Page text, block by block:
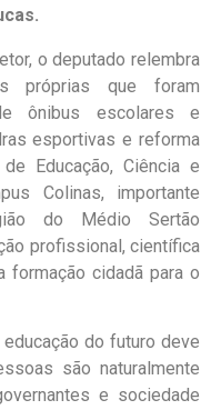
o deputado relembra
próprias que foram
ônibus escolares e
esportivas e reforma
Educação, Ciência e
Colinas, importante
do Médio Sertão
profissional, científica
formação cidadã para o
do futuro deve
são naturalmente
e sociedade